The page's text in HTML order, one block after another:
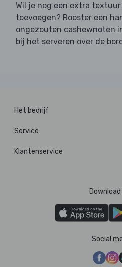
Wil je nog een extra
toevoegen? Rooster een
ongezouten cashewnoten
bij het serveren over de
Het bedrijf
Service
Klantenservice
Social